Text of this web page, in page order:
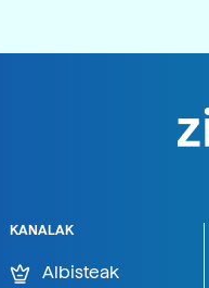
KANALAK
Albisteak